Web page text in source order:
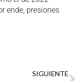
ende, presiones
SIGUIENTE